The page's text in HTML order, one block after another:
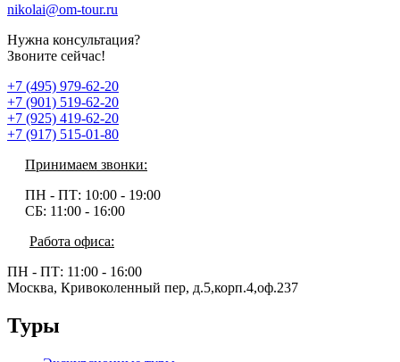
nikolai@om-tour.ru
Нужна консультация?
Звоните сейчас!
+7 (495) 979-62-20
+7 (901) 519-62-20
+7 (925) 419-62-20
+7 (917) 515-01-80
Принимаем звонки:
ПН - ПТ: 10:00 - 19:00
СБ: 11:00 - 16:00
Работа офиса:
ПН - ПТ: 11:00 - 16:00
Москва, Кривоколенный пер, д.5,корп.4,оф.237
Туры